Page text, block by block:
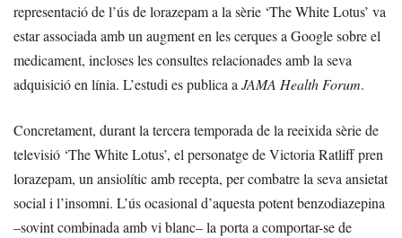
representació de l’ús de lorazepam a la sèrie ‘The White Lotus’ va
estar associada amb un augment en les cerques a Google sobre el
medicament, incloses les consultes relacionades amb la seva
adquisició en línia. L’estudi es publica a JAMA Health Forum.
Concretament, durant la tercera temporada de la reeixida sèrie de
televisió ‘The White Lotus’, el personatge de Victoria Ratliff pren
lorazepam, un ansiolític amb recepta, per combatre la seva ansietat
social i l’insomni. L’ús ocasional d’aquesta potent benzodiazepina
–sovint combinada amb vi blanc– la porta a comportar-se de